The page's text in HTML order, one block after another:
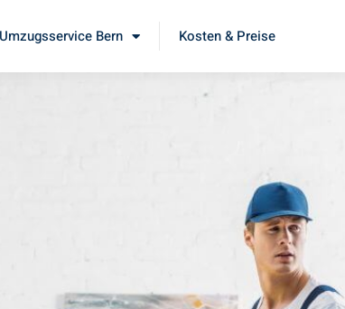
Umzugsservice Bern Kosten & Preise